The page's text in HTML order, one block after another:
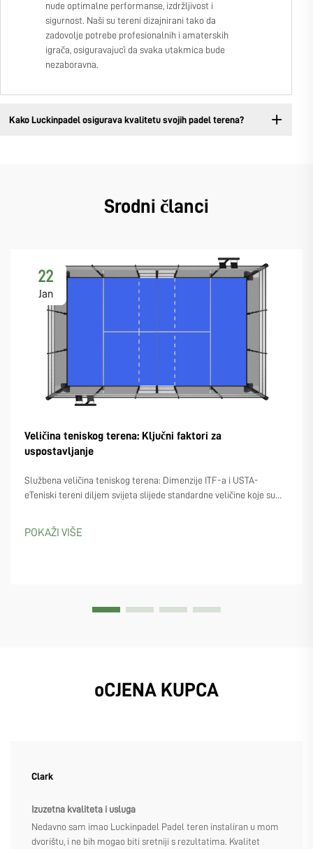
nude optimalne performanse, izdržljivost i
sigurnost. Naši su tereni dizajnirani tako da
zadovolje potrebe profesionalnih i amaterskih
igrača, osiguravajući da svaka utakmica bude
nezaboravna.
Kako Luckinpadel osigurava kvalitetu svojih padel terena?
Srodni članci
22
Jan
Veličina teniskog terena: Ključni faktori za
uspostavljanje
Službena veličina teniskog terena: Dimenzije ITF-a i USTA-
eTeniski tereni diljem svijeta slijede standardne veličine koje su
USTA-e u SAD-u. Ove organizacije se slažu na gotovo iste mjere...
POKAŽI VIŠE
oCJENA KUPCA
Clark
Izuzetna kvaliteta i usluga
Nedavno sam imao Luckinpadel Padel teren instaliran u mom
dvorištu, i ne bih mogao biti sretniji s rezultatima. Kvalitet